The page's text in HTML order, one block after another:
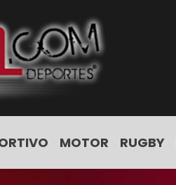
MOTOR RUGBY